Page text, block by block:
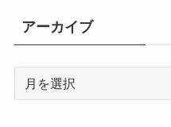
リ
ー
アーカイブ